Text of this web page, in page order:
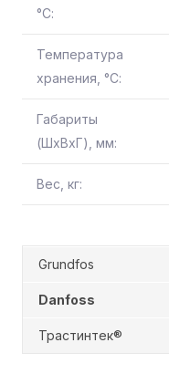
°С:
Температура
хранения, °С:
Габариты
(ШхВхГ), мм:
Вес, кг:
Grundfos
Danfoss
Трастинтек®